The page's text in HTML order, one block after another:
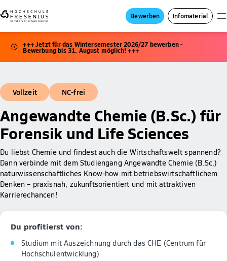
Bewerben Infomaterial
+++ Jetzt für das Wintersemester 2026/27 bewerben -
Bewerbung bis 31. August möglich! +++
Vollzeit NC-frei
Angewandte Chemie (B.Sc.) für
Forensik und Life Sciences
Du liebst Chemie und findest auch die Wirtschaftswelt spannend?
Dann verbinde mit dem Studiengang Angewandte Chemie (B.Sc.)
naturwissenschaftliches Know-how mit betriebswirtschaftlichem
Denken – praxisnah, zukunftsorientiert und mit attraktiven
Karrierechancen!
Du profitierst von:
Studium mit Auszeichnung durch das CHE (Centrum für
Hochschulentwicklung)